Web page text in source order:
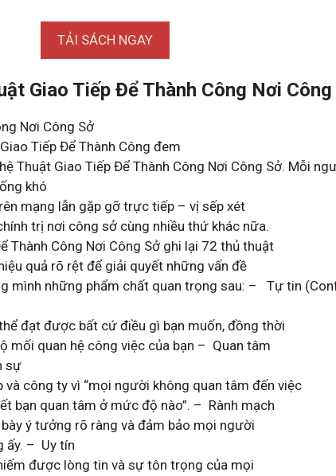
TẢI SÁCH NGAY
Giao Tiếp Để Thành Công Nơi Công
Nơi Công Sở
Tiếp Để Thành Công đem
Thuật Giao Tiếp Để Thành Công Nơi Công Sở. Mỗi
khó
mạng lẫn gặp gỡ trực tiếp – vị sếp xét
trị nơi công sở cùng nhiều thứ khác nữa.
Thành Công Nơi Công Sở ghi lại 72 thủ thuật
quả rõ rệt để giải quyết những vấn đề
mình những phẩm chất quan trọng sau: – Tự tin
đạt được bất cứ điều gì bạn muốn, đồng thời
mối quan hệ công việc của bạn – Quan tâm
sự
công ty vì “mọi người không quan tâm đến việc
bạn quan tâm ở mức độ nào”. – Rành mạch
ý tưởng rõ ràng và đảm bảo mọi người
ấy. – Uy tín
được lòng tin và sự tôn trọng của mọi